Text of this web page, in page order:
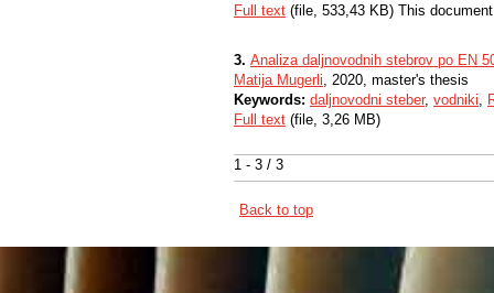
1 - 3 / 3
Full text (file, 533,43 KB) This
3. Analiza daljnovodnih stebrov po EN
Matija Mugerli, 2020, master's thesis
Keywords: daljnovodni steber, vodniki,
Full text (file, 3,26 MB)
Back to top